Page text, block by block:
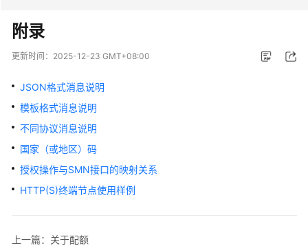
最
新
态
产
品
介
绍
快
门
附录
更新时间： 2025-12-23 GMT+08:00
JSON格式消息说明
模板格式消息说明
不同协议消息说明
国家（或地区）码
授权操作与SMN接口的映射关系
HTTP(S)终端节点使用样例
上一篇：关于配额